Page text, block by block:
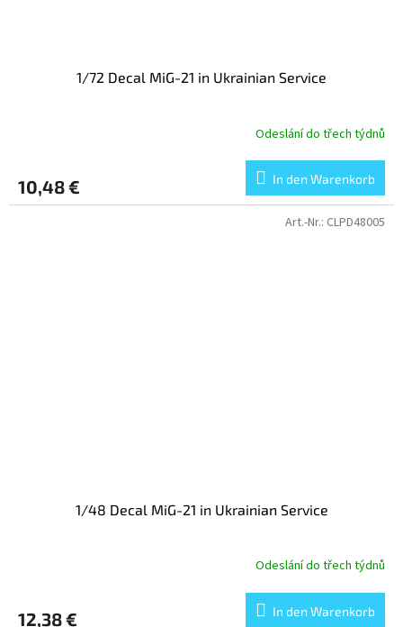
1/72 Decal MiG-21 in Ukrainian Service
Odeslání do třech týdnů
10,48 € In den Warenkorb
1/48 Decal MiG-21 in Ukrainian Service
Odeslání do třech týdnů
12,38 € In den Warenkorb
Art.-Nr.: CLPD48005